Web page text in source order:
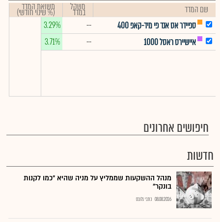
שם המדד משקל
במדד תשואת המדד
(% שינוי חודשי)
ספיידר אס אנד פי מיד-קאפ 400
--
3.29%
איישיירס ראסל 1000
--
3.71%
חיפושים אחרונים
חדשות
מנהל ההשקעות שממליץ על מניה שהיא "כמו לקנות
בונקר"
08.08.2026 כתבי גלובס